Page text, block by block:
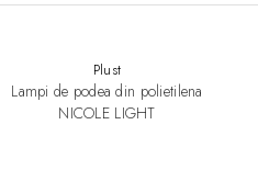
Plust
Lampi de podea din polietilena
NICOLE LIGHT